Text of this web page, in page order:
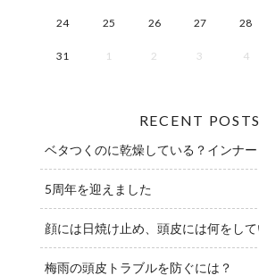
24 25 26 27 28
31 1 2 3 4
RECENT POSTS
ベタつくのに乾燥している？インナ
5周年を迎えました
顔には日焼け止め、頭皮には何をし
梅雨の頭皮トラブルを防ぐには？